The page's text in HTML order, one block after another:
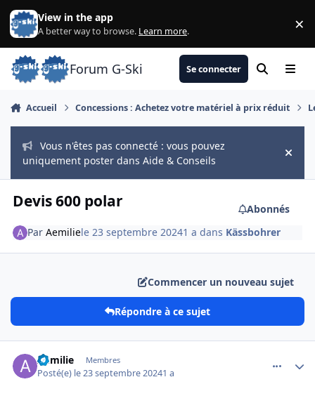
Aller au contenu
View in the app
A better way to browse. Learn more. ×
Forum G-Ski Se connecter Rechercher
Menu
Accueil Concessions : Achetez votre matériel à prix réduit
Vous n'êtes pas connecté : vous pouvez
uniquement poster dans Aide & Conseils
Hide
Devis 600 polar
Abonnés
ParAemiliele 23 septembre 20241 a dans Kässbohrer
Commencer un nouveau sujet
Répondre à ce sujet
Aemilie Membres
Posté(e) le 23 septembre 20241 a